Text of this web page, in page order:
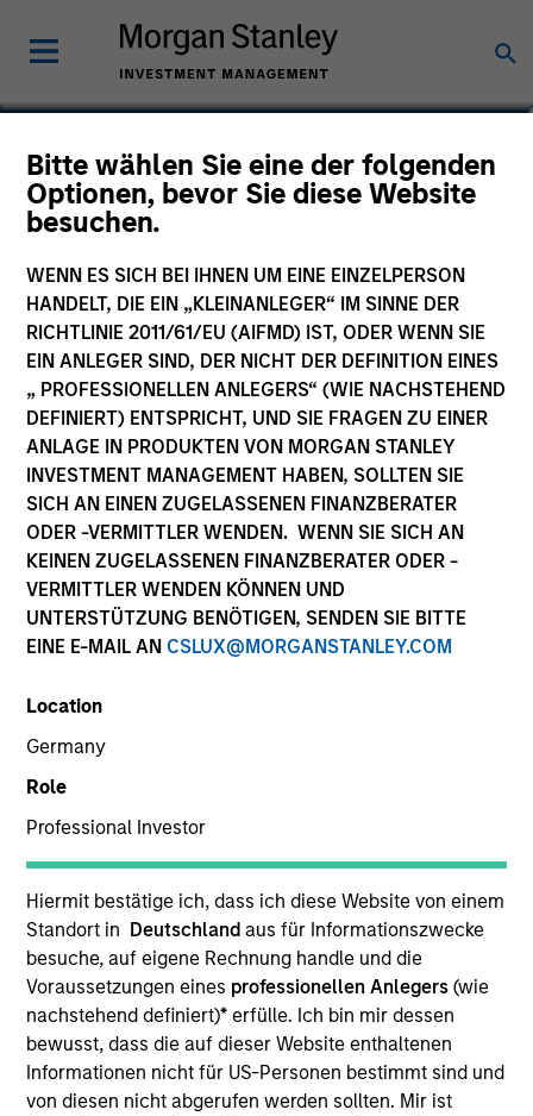
Bitte wählen Sie eine der folgenden
Optionen, bevor Sie diese Website
besuchen.
WENN ES SICH BEI IHNEN UM EINE EINZELPERSON
HANDELT, DIE EIN „KLEINANLEGER“ IM SINNE DER
RICHTLINIE 2011/61/EU (AIFMD) IST, ODER WENN SIE
EIN ANLEGER SIND, DER NICHT DER DEFINITION EINES
„ PROFESSIONELLEN ANLEGERS“ (WIE NACHSTEHEND
DEFINIERT) ENTSPRICHT, UND SIE FRAGEN ZU EINER
ANLAGE IN PRODUKTEN VON MORGAN STANLEY
INVESTMENT MANAGEMENT HABEN, SOLLTEN SIE
SICH AN EINEN ZUGELASSENEN FINANZBERATER
ODER -VERMITTLER WENDEN. WENN SIE SICH AN
KEINEN ZUGELASSENEN FINANZBERATER ODER -
VERMITTLER WENDEN KÖNNEN UND
UNTERSTÜTZUNG BENÖTIGEN, SENDEN SIE BITTE
EINE E-MAIL AN CSLUX@MORGANSTANLEY.COM
Location
Germany
Role
Professional Investor
Hiermit bestätige ich, dass ich diese Website von einem
Standort in Deutschland aus für Informationszwecke
besuche, auf eigene Rechnung handle und die
Voraussetzungen eines professionellen Anlegers(wie
nachstehend definiert)* erfülle. Ich bin mir dessen
bewusst, dass die auf dieser Website enthaltenen
Informationen nicht für US-Personen bestimmt sind und
von diesen nicht abgerufen werden sollten. Mir ist
Sharveen Seebaluck
Executive Director
14 Years
TEAM
Morgan Stanley Capital Partners
Sharveen Seebaluck is an Executive Director of
Morgan Stanley and is based in New York. Sharveen
joined Morgan Stanley Capital Partners (MSCP) in